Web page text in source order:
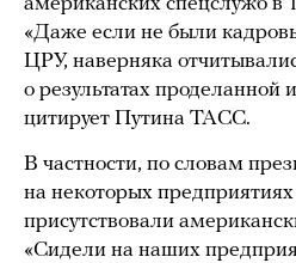
«Даже если не были
ЦРУ, наверняка
о результатах
цитирует Путина ТАСС.
В частности, по словам
на некоторых
присутствовали
«Сидели на наших